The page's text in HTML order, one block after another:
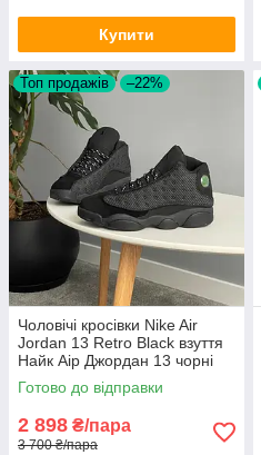
Купити
Топ продажів –22%
Чоловічі кросівки Nike Air
Jordan 13 Retro Black взуття
Найк Аір Джордан 13 чорні
Готово до відправки
2 898 ₴/пара
3 700 ₴/пара